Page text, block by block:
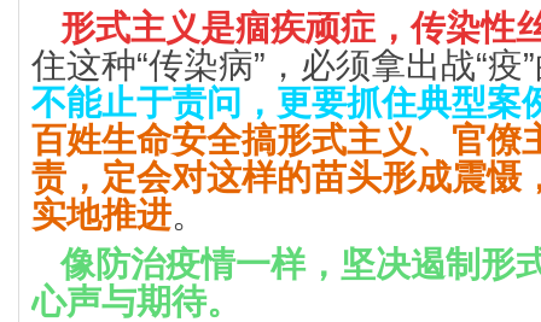
形式主义是痼疾顽症，传染性
住这种“传染病”，必须拿出战“疫
不能止于责问，更要抓住典型案
百姓生命安全搞形式主义、官僚
责，定会对这样的苗头形成震慑
实地推进。
像防治疫情一样，坚决遏制形
心声与期待。